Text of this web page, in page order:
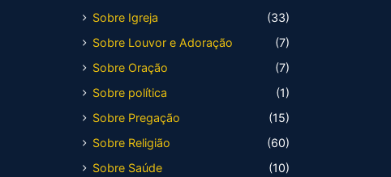
Sobre Igreja
(33)
Sobre Louvor e Adoração
(7)
Sobre Oração
(7)
Sobre política
(1)
Sobre Pregação
(15)
Sobre Religião
(60)
Sobre Saúde
(10)